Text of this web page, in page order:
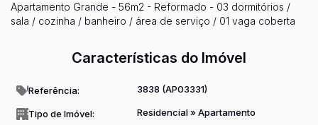
Apartamento Grande - 56m2 - Reformado - 03 dormitórios /
sala / cozinha / banheiro / área de serviço / 01 vaga coberta
Características do Imóvel
Referência: 3838 (AP03331)
Tipo de Imóvel: Residencial» Apartamento